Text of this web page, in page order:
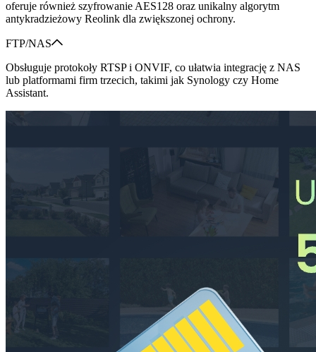
oferuje również szyfrowanie AES128 oraz unikalny algorytm
antykradzieżowy Reolink dla zwiększonej ochrony.
FTP/NAS
Obsługuje protokoły RTSP i ONVIF, co ułatwia integrację z NAS
lub platformami firm trzecich, takimi jak Synology czy Home
Assistant.